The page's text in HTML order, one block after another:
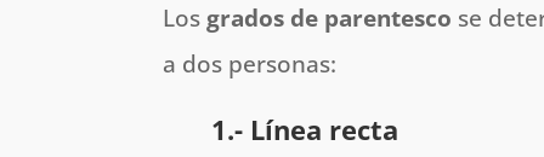
Los grados de parentesco se
a dos personas:
1.- Línea recta